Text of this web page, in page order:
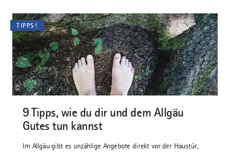
TIPPS!
©
9 Tipps, wie du dir und dem Allgäu
Gutes tun kannst
Im Allgäu gibt es unzählige Angebote direkt vor der Haustür,